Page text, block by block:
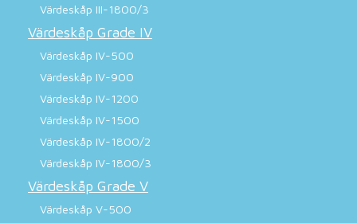
Värdeskåp III-1800/3
Värdeskåp Grade IV
Värdeskåp IV-500
Värdeskåp IV-900
Värdeskåp IV-1200
Värdeskåp IV-1500
Värdeskåp IV-1800/2
Värdeskåp IV-1800/3
Värdeskåp Grade V
Värdeskåp V-500